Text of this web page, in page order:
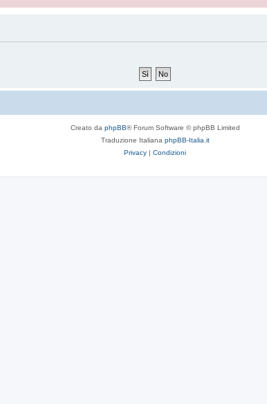
Creato da phpBB® Forum Software © phpBB Limited
Traduzione Italiana phpBB-Italia.it
Privacy | Condizioni